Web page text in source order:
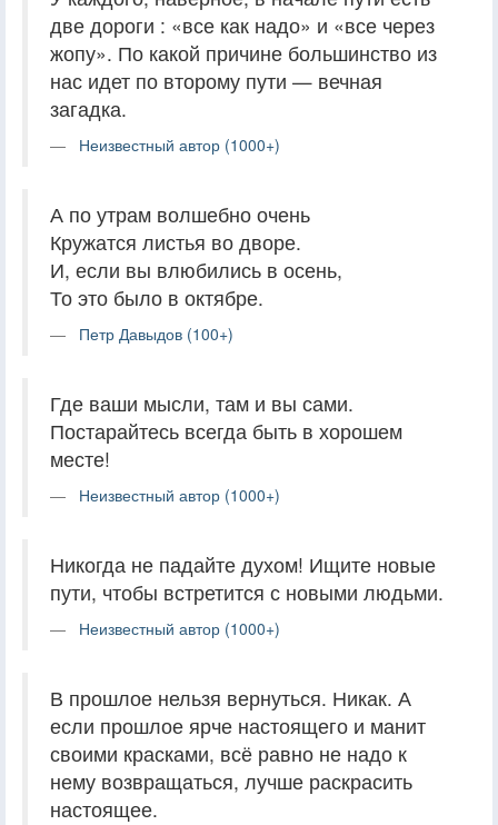
две дороги : «все как надо» и «все через
жопу». По какой причине большинство из
нас идет по второму пути — вечная
загадка.
Неизвестный автор (1000+)
А по утрам волшебно очень
Кружатся листья во дворе.
И, если вы влюбились в осень,
То это было в октябре.
Петр Давыдов (100+)
Где ваши мысли, там и вы сами.
Постарайтесь всегда быть в хорошем
месте!
Неизвестный автор (1000+)
Никогда не падайте духом! Ищите новые
пути, чтобы встретится с новыми людьми.
Неизвестный автор (1000+)
В прошлое нельзя вернуться. Никак. А
если прошлое ярче настоящего и манит
своими красками, всё равно не надо к
нему возвращаться, лучше раскрасить
настоящее.